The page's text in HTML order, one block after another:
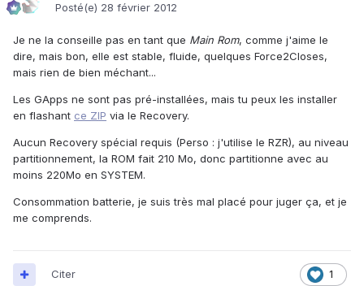
Posté(e) 28 février 2012
Je ne la conseille pas en tant que Main Rom, comme j'aime le
dire, mais bon, elle est stable, fluide, quelques Force2Closes,
mais rien de bien méchant...
Les GApps ne sont pas pré-installées, mais tu peux les installer
en flashant ce ZIP via le Recovery.
Aucun Recovery spécial requis (Perso : j'utilise le RZR), au niveau
partitionnement, la ROM fait 210 Mo, donc partitionne avec au
moins 220Mo en SYSTEM.
Consommation batterie, je suis très mal placé pour juger ça, et je
me comprends.
1
Citer